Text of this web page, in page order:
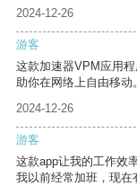
2024-12-26
游客
这款加速器VPM应用
助你在网络上自由移动。
2024-12-26
游客
这款app让我的工作效
我以前经常加班，现